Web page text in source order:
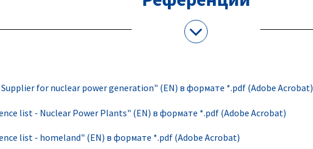
for nuclear power generation" (EN) в формате *.pdf (Adobe Acrobat)
list - Nuclear Power Plants" (EN) в формате *.pdf (Adobe Acrobat)
list - homeland" (EN) в формате *.pdf (Adobe Acrobat)